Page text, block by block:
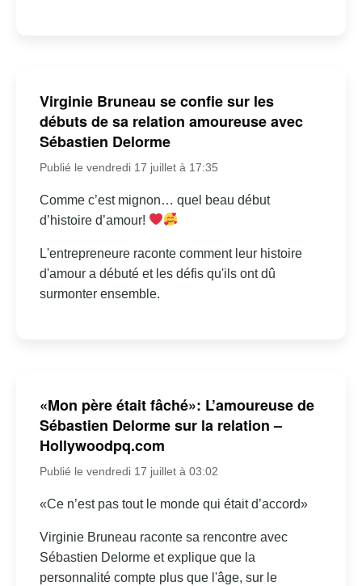
Virginie Bruneau se confie sur les
débuts de sa relation amoureuse avec
Sébastien Delorme
Publié le vendredi 17 juillet à 17:35
Comme c’est mignon… quel beau début
d’histoire d’amour!
L'entrepreneure raconte comment leur histoire
d'amour a débuté et les défis qu'ils ont dû
surmonter ensemble.
«Mon père était fâché»: L’amoureuse de
Sébastien Delorme sur la relation –
Hollywoodpq.com
Publié le vendredi 17 juillet à 03:02
«Ce n’est pas tout le monde qui était d’accord»
Virginie Bruneau raconte sa rencontre avec
Sébastien Delorme et explique que la
personnalité compte plus que l'âge, sur le